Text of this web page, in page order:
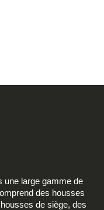
une large gamme de
des housses
de siège, des